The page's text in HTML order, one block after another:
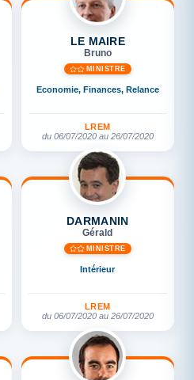
LE MAIRE
Bruno
MINISTRE
Economie, Finances, Relance
LREM
du 06/07/2020 au 26/07/2020
DARMANIN
Gérald
MINISTRE
Intérieur
LREM
du 06/07/2020 au 26/07/2020